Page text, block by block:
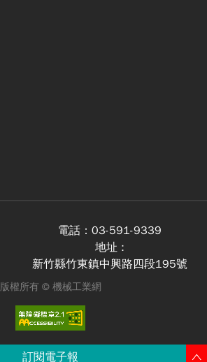
訂閱電子報
電話： 03-591-9339
地址 :
新竹縣竹東鎮中興路四段195號
版權所有 © 機械工業網